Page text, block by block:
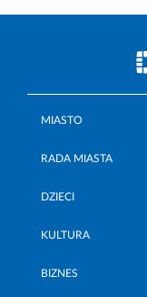
MIASTO
RADA MIASTA
DZIECI
KULTURA
BIZNES